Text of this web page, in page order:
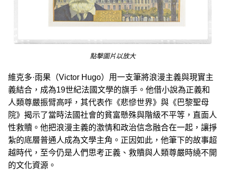
點擊圖片以放大
維克多·雨果（Victor Hugo）用一支筆將浪漫主義與現實主
義結合，成為19世紀法國文學的旗手。他借小說為正義和
人類尊嚴振臂高呼，其代表作《悲慘世界》與《巴黎聖母
院》揭示了當時法國社會的貧富懸殊與階級不平等，直面人
性救贖。他把浪漫主義的激情和政治信念融合在一起，讓掙
紮的底層普通人成為文學主角。正因如此，他筆下的故事超
越時代，至今仍是人們思考正義、救贖與人類尊嚴時繞不開
的文化資源。